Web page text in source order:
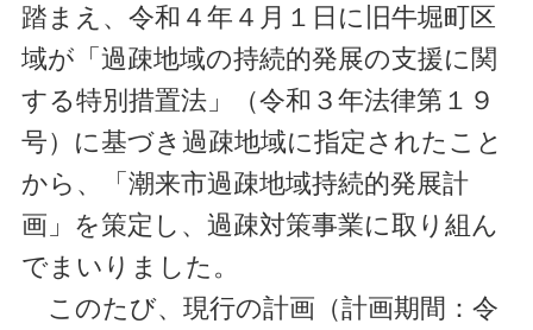
踏まえ、令和４年４月１日に旧牛堀町区
域が「過疎地域の持続的発展の支援に関
する特別措置法」（令和３年法律第１９
号）に基づき過疎地域に指定されたこと
から、「潮来市過疎地域持続的発展計
画」を策定し、過疎対策事業に取り組ん
でまいりました。
このたび、現行の計画（計画期間：令